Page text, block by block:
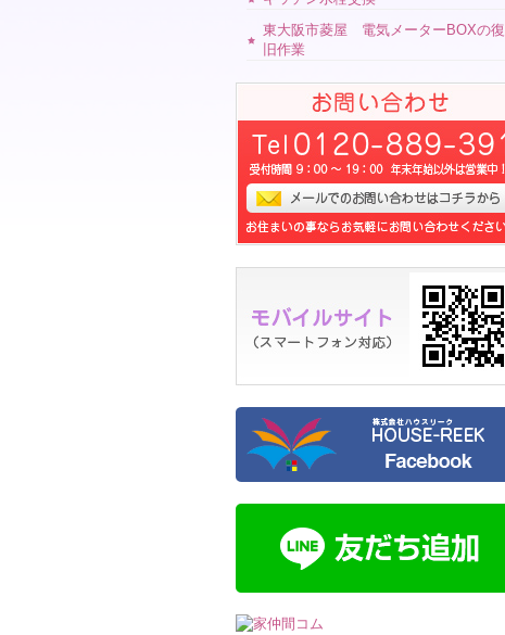
東大阪市菱屋 電気メーターBOXの復
旧作業